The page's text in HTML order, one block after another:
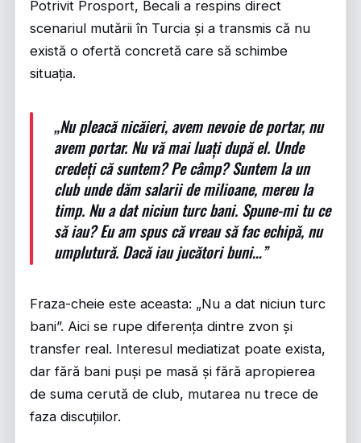
Potrivit Prosport, Becali a respins direct
scenariul mutării în Turcia și a transmis că nu
există o ofertă concretă care să schimbe
situația.
„Nu pleacă nicăieri, avem nevoie de portar, nu
avem portar. Nu vă mai luați după el. Unde
credeți că suntem? Pe câmp? Suntem la un
club unde dăm salarii de milioane, mereu la
timp. Nu a dat niciun turc bani. Spune-mi tu ce
să iau? Eu am spus că vreau să fac echipă, nu
umplutură. Dacă iau jucători buni…”
Fraza-cheie este aceasta: „Nu a dat niciun turc
bani”. Aici se rupe diferența dintre zvon și
transfer real. Interesul mediatizat poate exista,
dar fără bani puși pe masă și fără apropierea
de suma cerută de club, mutarea nu trece de
faza discuțiilor.